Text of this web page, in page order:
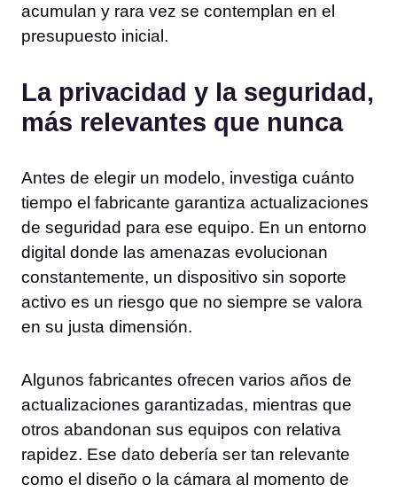
acumulan y rara vez se contemplan en el
presupuesto inicial.
La privacidad y la seguridad,
más relevantes que nunca
Antes de elegir un modelo, investiga cuánto
tiempo el fabricante garantiza actualizaciones
de seguridad para ese equipo. En un entorno
digital donde las amenazas evolucionan
constantemente, un dispositivo sin soporte
activo es un riesgo que no siempre se valora
en su justa dimensión.
Algunos fabricantes ofrecen varios años de
actualizaciones garantizadas, mientras que
otros abandonan sus equipos con relativa
rapidez. Ese dato debería ser tan relevante
como el diseño o la cámara al momento de